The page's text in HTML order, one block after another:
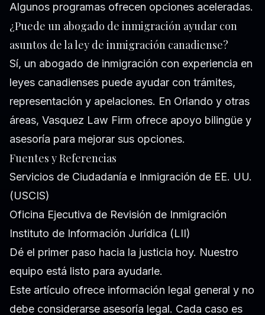
Algunos programas ofrecen opciones aceleradas.
¿Puede un abogado de inmigración ayudar con
asuntos de la ley de inmigración canadiense?
Sí, un abogado de inmigración con experiencia en
leyes canadienses puede ayudar con trámites,
representación y apelaciones. En Orlando y otras
áreas, Vasquez Law Firm ofrece apoyo bilingüe y
asesoría para mejorar sus opciones.
Fuentes y Referencias
Servicios de Ciudadanía e Inmigración de EE. UU.
(USCIS)
Oficina Ejecutiva de Revisión de Inmigración
Instituto de Información Jurídica (LII)
Dé el primer paso hacia la justicia hoy. Nuestro
equipo está listo para ayudarle.
Este artículo ofrece información legal general y no
debe considerarse asesoría legal. Cada caso es